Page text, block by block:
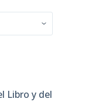
Libro y del